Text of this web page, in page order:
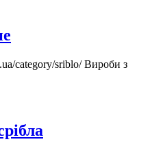
category/sriblo/Вироби з